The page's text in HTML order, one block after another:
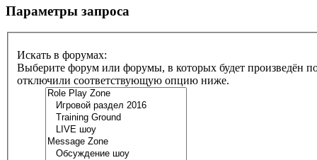
Параметры запроса
Искать в форумах:
Выберите форум или форумы, в которых будет произведён
отключили соответствующую опцию ниже.